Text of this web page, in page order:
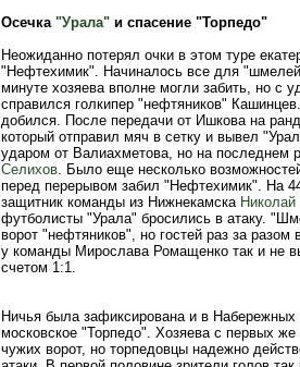
Осечка "Урала"и спасение "Торпедо"
Неожиданно потерял очки в этом туре
"Нефтехимик". Начиналось все для
минуте хозяева вполне могли забить, но с
справился голкипер "нефтяников"
добился. После передачи от Ишкова на
который отправил мяч в сетку и вывел
ударом от Валиахметова, но на
Селихов. Было еще несколько
перед перерывом забил "Нефтехимик". На
защитник команды из Нижнекамска Николай
футболисты "Урала" бросились в атаку.
ворот "нефтяников", но гостей раз за
у команды Мирослава Ромащенко так и не
счетом 1:1.
Ничья была зафиксирована и в
московское "Торпедо". Хозяева с первых же
чужих ворот, но торпедовцы надежно